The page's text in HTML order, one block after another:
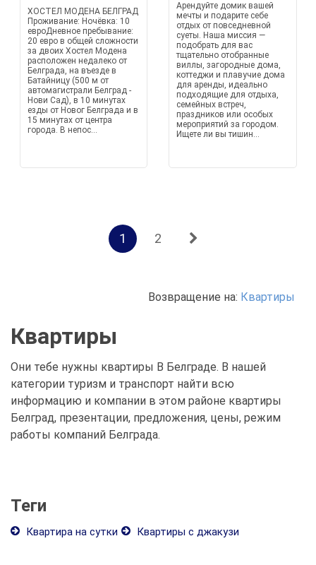
ХОСТЕЛ МОДЕНА БЕЛГРАД
Проживание: Ночёвка: 10
евроДневное пребывание:
20 евро в общей сложности
за двоих Хостел Модена
расположен недалеко от
Белграда, на въезде в
Батайницу (500 м от
автомагистрали Белград -
Нови Сад), в 10 минутах
езды от Новог Белграда и в
15 минутах от центра
города. В непос...
Арендуйте домик вашей
мечты и подарите себе
отдых от повседневной
суеты. Наша миссия —
подобрать для вас
тщательно отобранные
виллы, загородные дома,
коттеджи и плавучие дома
для аренды, идеально
подходящие для отдыха,
семейных встреч,
праздников или особых
мероприятий за городом.
Ищете ли вы тишин...
1 2
Возвращение на: Квартиры
Квартиры
Они тебе нужны квартиры В Белграде. В нашей
категории туризм и транспорт найти всю
информацию и компании в этом районе квартиры
Белград, презентации, предложения, цены, режим
работы компаний Белграда.
Теги
Квартира на сутки Квартиры с джакузи